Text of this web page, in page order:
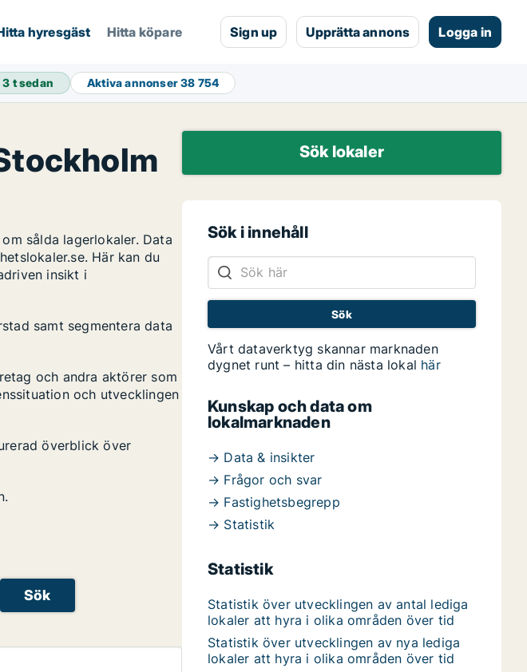
hyresgäst Hitta köpare Sign up Upprätta annons Logga in
3 t sedan Aktiva annonser38 754
sålda lagerlokaler. Data
Här kan du
insikt i
samt segmentera data
och andra aktörer som
och utvecklingen
överblick över
Sök
Sök lokaler
Sök i innehåll
Vårt dataverktyg skannar marknaden
dygnet runt – hitta din nästa lokal här
Kunskap och data om
lokalmarknaden
→ Data & insikter
→ Frågor och svar
→ Fastighetsbegrepp
→ Statistik
Statistik
Statistik över utvecklingen av antal lediga
lokaler att hyra i olika områden över tid
Statistik över utvecklingen av nya lediga
lokaler att hyra i olika områden över tid